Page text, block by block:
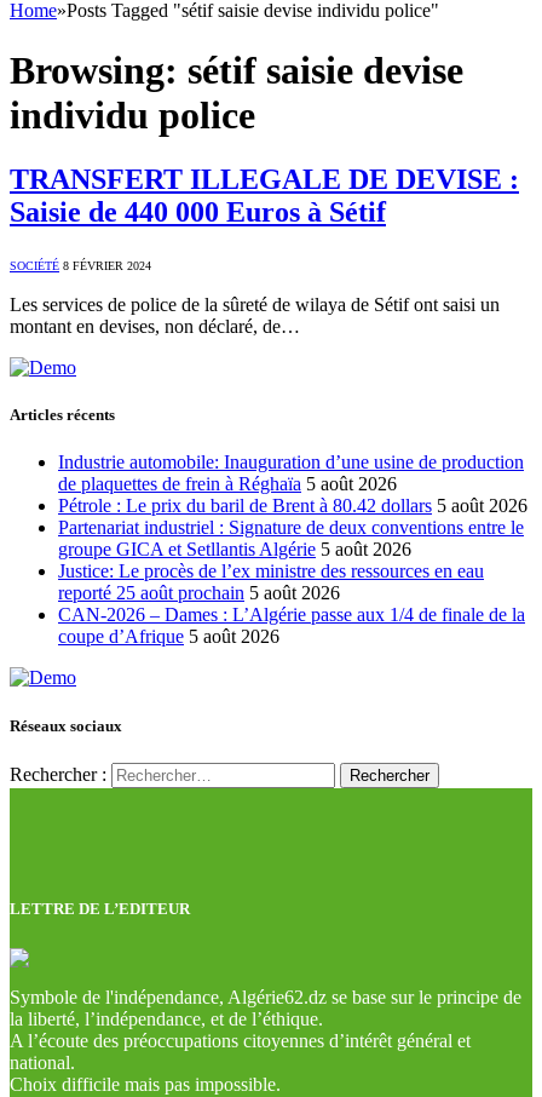
Home»Posts Tagged "sétif saisie devise individu police"
Browsing: sétif saisie devise
individu police
TRANSFERT ILLEGALE DE DEVISE :
Saisie de 440 000 Euros à Sétif
SOCIÉTÉ 8 FÉVRIER 2024
Les services de police de la sûreté de wilaya de Sétif ont saisi un
montant en devises, non déclaré, de…
Articles récents
Industrie automobile: Inauguration d’une usine de production
de plaquettes de frein à Réghaïa 5 août 2026
Pétrole : Le prix du baril de Brent à 80.42 dollars 5 août 2026
Partenariat industriel : Signature de deux conventions entre le
groupe GICA et Setllantis Algérie 5 août 2026
Justice: Le procès de l’ex ministre des ressources en eau
reporté 25 août prochain 5 août 2026
CAN-2026 – Dames : L’Algérie passe aux 1/4 de finale de la
coupe d’Afrique 5 août 2026
Réseaux sociaux
Rechercher :
LETTRE DE L’EDITEUR
Symbole de l'indépendance, Algérie62.dz se base sur le principe de
la liberté, l’indépendance, et de l’éthique.
A l’écoute des préoccupations citoyennes d’intérêt général et
national.
Choix difficile mais pas impossible.